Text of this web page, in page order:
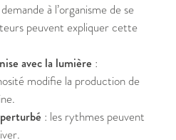
à l’organisme de se
peuvent expliquer cette
avec la lumière :
modifie la production de
: les rythmes peuvent